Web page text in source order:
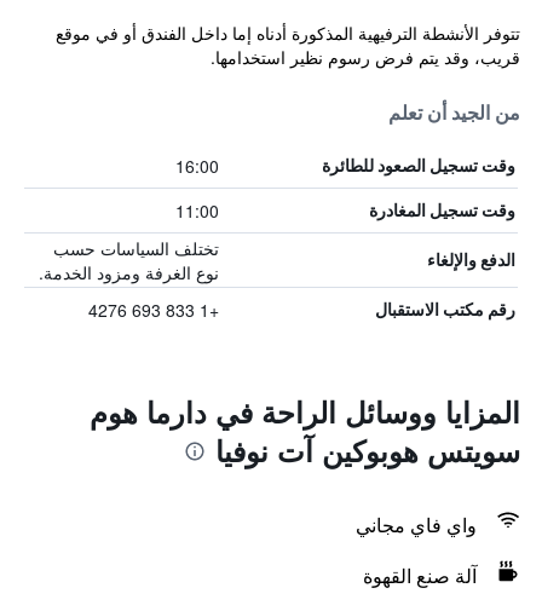
تتوفر الأنشطة الترفيهية المذكورة أدناه إما داخل الفندق أو في موقع
قريب، وقد يتم فرض رسوم نظير استخدامها.
من الجيد أن تعلم
وقت تسجيل الصعود للطائرة 16:00
وقت تسجيل المغادرة 11:00
الدفع والإلغاء
تختلف السياسات حسب
نوع الغرفة ومزود الخدمة.
رقم مكتب الاستقبال +1 833 693 4276
المزايا ووسائل الراحة في دارما هوم
سويتس هوبوكين آت نوفيا
واي فاي مجاني
آلة صنع القهوة